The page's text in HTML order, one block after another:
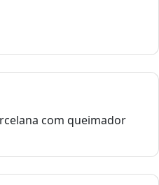
com queimador